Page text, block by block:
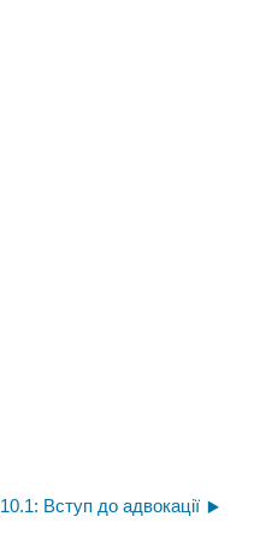
10.1: Вступ до адвокації